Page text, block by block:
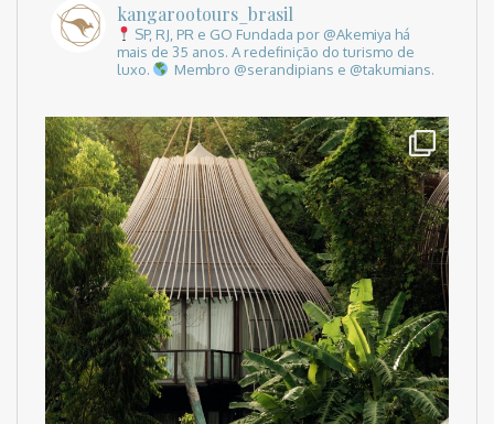
kangarootours_brasil
SP, RJ, PR e GO Fundada por @Akemiya há
mais de 35 anos. A redefinição do turismo de
luxo.
Membro @serandipians e @takumians.